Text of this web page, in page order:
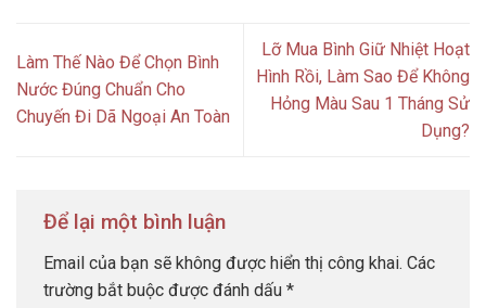
Làm Thế Nào Để Chọn Bình
Nước Đúng Chuẩn Cho
Chuyến Đi Dã Ngoại An Toàn
Lỡ Mua Bình Giữ Nhiệt Hoạt
Hình Rồi, Làm Sao Để Không
Hỏng Màu Sau 1 Tháng Sử
Dụng?
Để lại một bình luận
Email của bạn sẽ không được hiển thị công khai. Các
trường bắt buộc được đánh dấu *